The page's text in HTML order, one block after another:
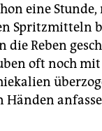
eine
Spritzmitteln
die Reben
oft noch
Händen